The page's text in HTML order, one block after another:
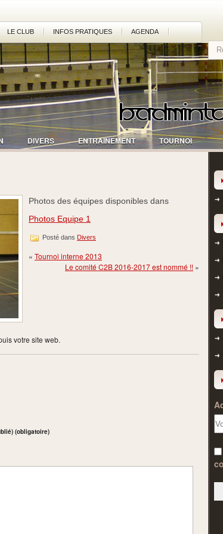
LE CLUB INFOS PRATIQUES AGENDA
DIVERS ENTRAINEMENT TOURNOI
Photos des équipes disponibles dans
Photos Equipe 1
Posté dans Divers
« Tournoi interne 2013
Le comité C2B 2016-2017 est nommé !! »
votre site web.
(obligatoire)